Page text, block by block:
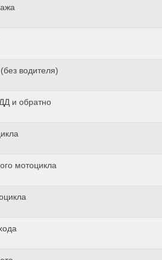
водителя)
и обратно
мотоцикла